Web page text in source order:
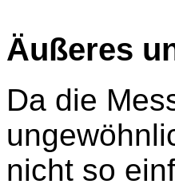
Äußeres
Da die
nicht so